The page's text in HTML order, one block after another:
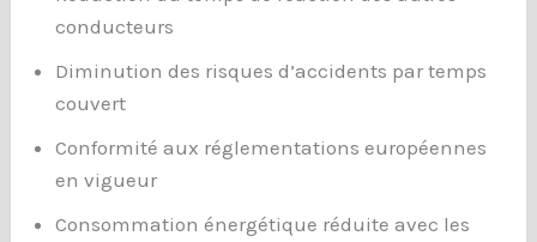
conducteurs
Diminution des risques d’accidents par temps
couvert
Conformité aux réglementations européennes
en vigueur
Consommation énergétique réduite avec les